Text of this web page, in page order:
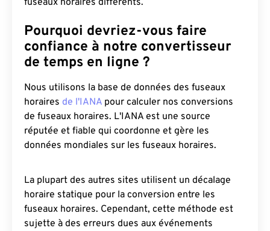
fuseaux horaires différents.
Pourquoi devriez-vous faire
confiance à notre convertisseur
de temps en ligne ?
Nous utilisons la base de données des fuseaux
horaires de l'IANA pour calculer nos conversions
de fuseaux horaires. L'IANA est une source
réputée et fiable qui coordonne et gère les
données mondiales sur les fuseaux horaires.
La plupart des autres sites utilisent un décalage
horaire statique pour la conversion entre les
fuseaux horaires. Cependant, cette méthode est
sujette à des erreurs dues aux événements